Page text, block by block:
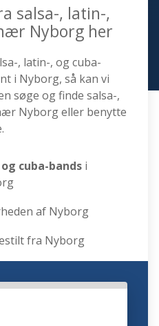
salsa-, latin-,
Nyborg her
, latin-, og cuba-
i Nyborg, så kan vi
søge og finde salsa-,
Nyborg eller benytte
cuba-bands i
af Nyborg
fra Nyborg